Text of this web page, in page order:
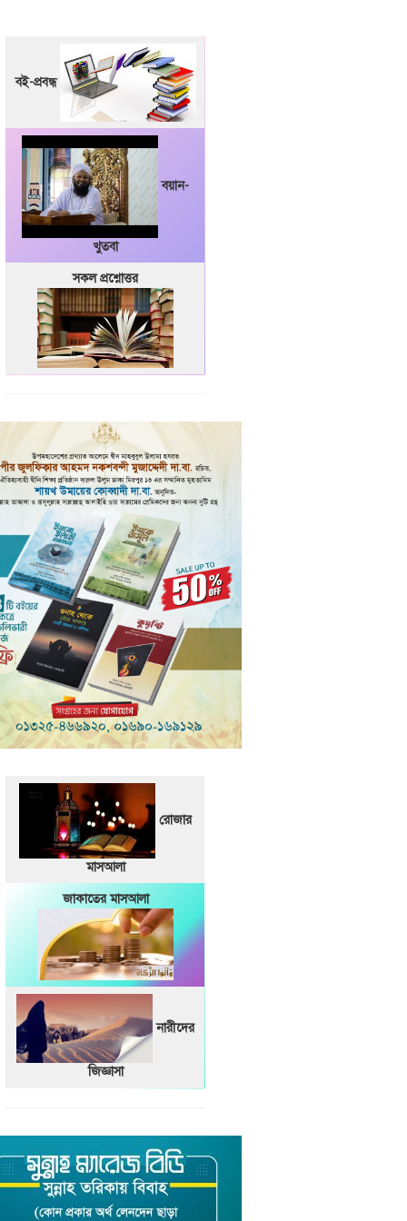
বই-প্রবন্ধ
বয়ান-
খুতবা
সকল প্রশ্নোত্তর
রোজার
মাসআলা
জাকাতের মাসআলা
নারীদের
জিজ্ঞাসা